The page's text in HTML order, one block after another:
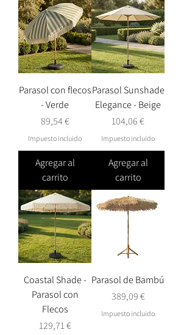
Parasol con flecos
- Verde
Precio
89,54 €
Impuesto incluido
Agregar al
carrito
Parasol Sunshade
Elegance - Beige
Precio
104,06 €
Impuesto incluido
Agregar al
carrito
Coastal Shade -
Parasol con
Flecos
Precio
129,71 €
Parasol de Bambú
Precio
389,09 €
Impuesto incluido